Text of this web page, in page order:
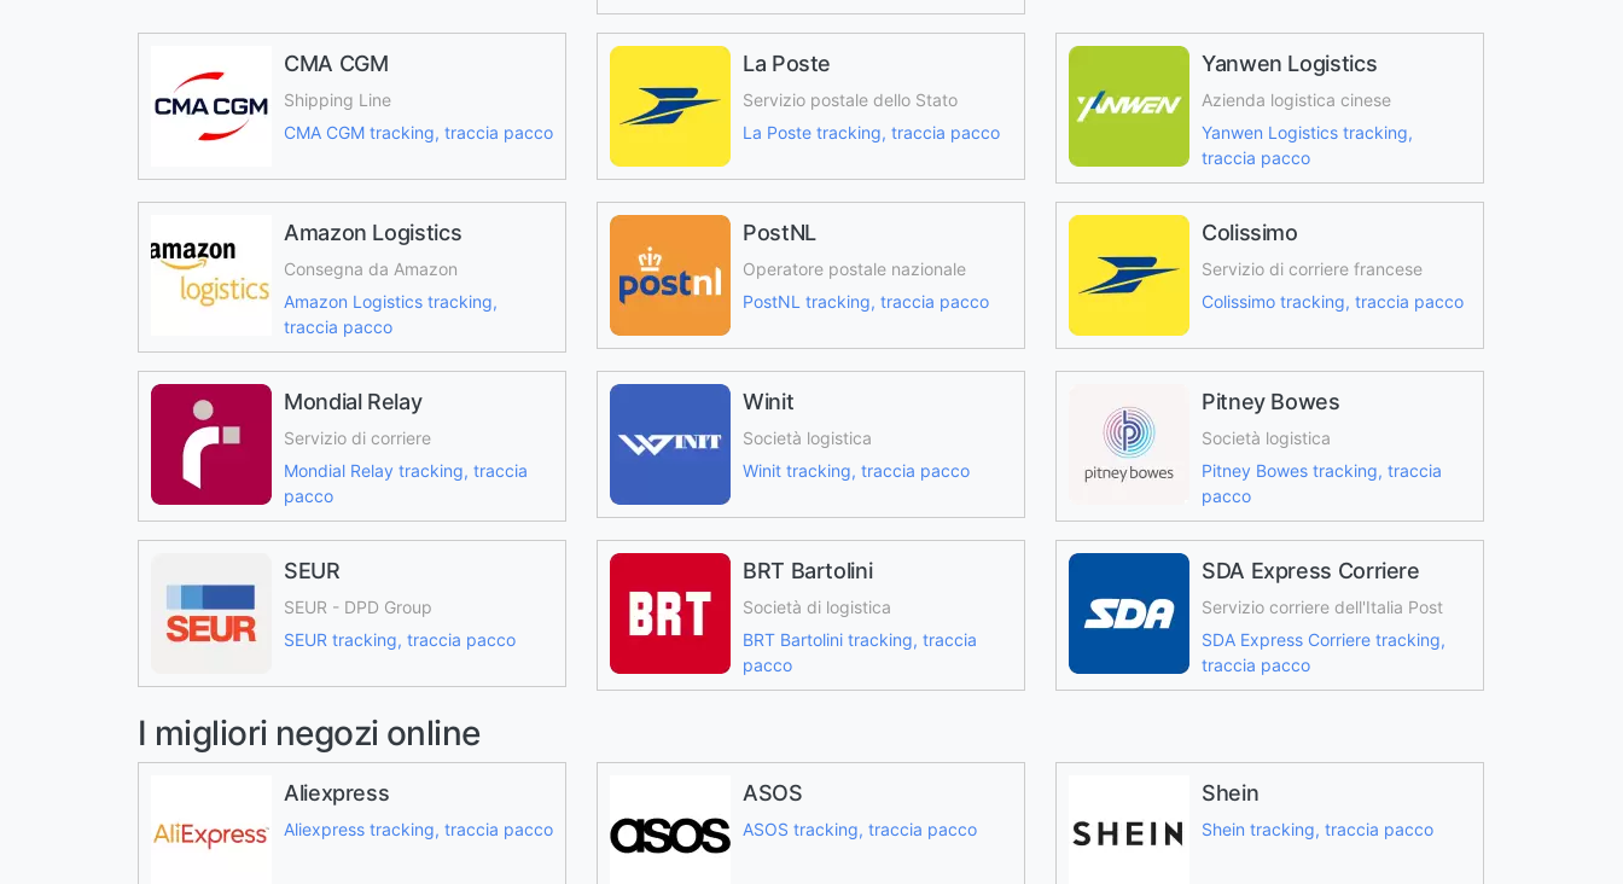
CMA CGM
Shipping Line
CMA CGM tracking, traccia pacco
La Poste
Servizio postale dello Stato
La Poste tracking, traccia pacco
Yanwen Logistics
Azienda logistica cinese
Yanwen Logistics tracking,
traccia pacco
Amazon Logistics
Consegna da Amazon
Amazon Logistics tracking,
traccia pacco
PostNL
Operatore postale nazionale
PostNL tracking, traccia pacco
Colissimo
Servizio di corriere francese
Colissimo tracking, traccia pacco
Mondial Relay
Servizio di corriere
Mondial Relay tracking, traccia
pacco
Winit
Società logistica
Winit tracking, traccia pacco
Pitney Bowes
Società logistica
Pitney Bowes tracking, traccia
pacco
SEUR
SEUR - DPD Group
SEUR tracking, traccia pacco
BRT Bartolini
Società di logistica
BRT Bartolini tracking, traccia
pacco
SDA Express Corriere
Servizio corriere dell'Italia Post
SDA Express Corriere tracking,
traccia pacco
I migliori negozi online
Aliexpress
Aliexpress tracking, traccia pacco
ASOS
ASOS tracking, traccia pacco
Shein
Shein tracking, traccia pacco